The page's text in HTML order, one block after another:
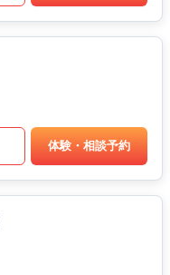
体験・相談予約